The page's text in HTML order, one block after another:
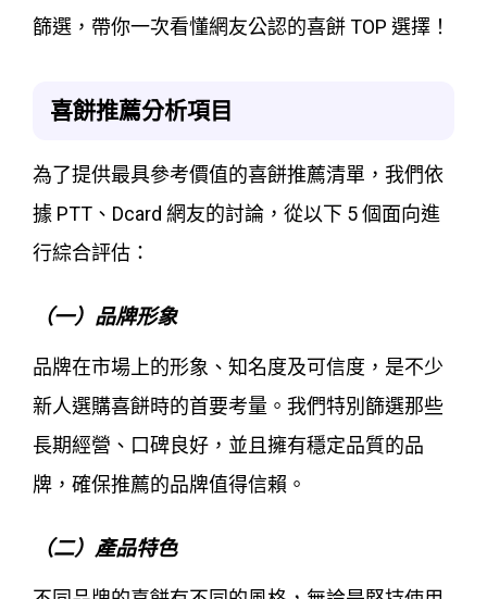
篩選，帶你一次看懂網友公認的喜餅 TOP 選擇！
喜餅推薦分析項目
為了提供最具參考價值的喜餅推薦清單，我們依
據 PTT、Dcard 網友的討論，從以下 5 個面向進
行綜合評估：
（一）品牌形象
品牌在市場上的形象、知名度及可信度，是不少
新人選購喜餅時的首要考量。我們特別篩選那些
長期經營、口碑良好，並且擁有穩定品質的品
牌，確保推薦的品牌值得信賴。
（二）產品特色